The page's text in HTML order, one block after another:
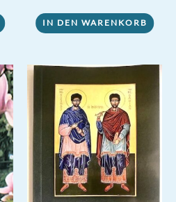
IN DEN WARENKORB